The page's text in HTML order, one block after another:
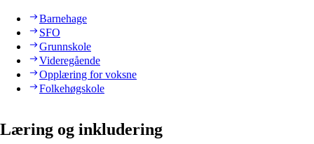
Barnehage
SFO
Grunnskole
Videregående
Opplæring for voksne
Folkehøgskole
Læring og inkludering